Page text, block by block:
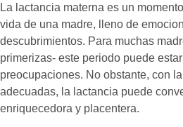
La lactancia materna es un
vida de una madre, lleno de
descubrimientos. Para muchas
primerizas- este periodo puede
preocupaciones. No obstante, con
adecuadas, la lactancia puede
enriquecedora y placentera.